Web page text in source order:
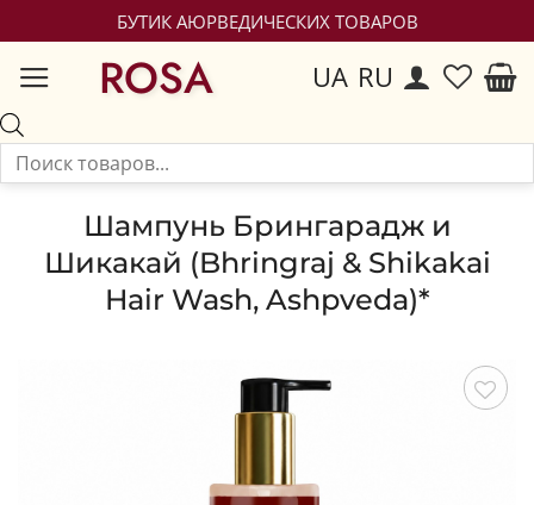
БУТИК АЮРВЕДИЧЕСКИХ ТОВАРОВ
ROSA UA RU
Шампунь Брингарадж и
Шикакай (Bhringraj & Shikakai
Hair Wash, Ashpveda)*